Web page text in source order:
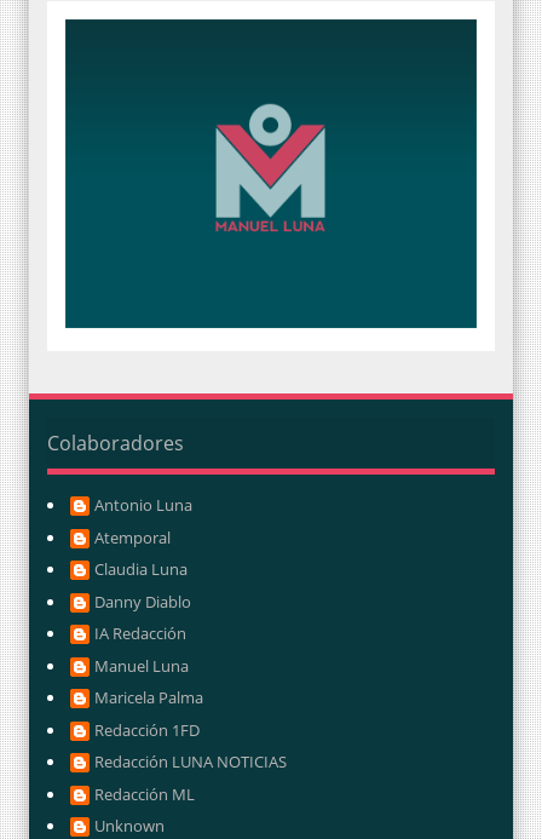
Colaboradores
Antonio Luna
Atemporal
Claudia Luna
Danny Diablo
IA Redacción
Manuel Luna
Maricela Palma
Redacción 1FD
Redacción LUNA NOTICIAS
Redacción ML
Unknown